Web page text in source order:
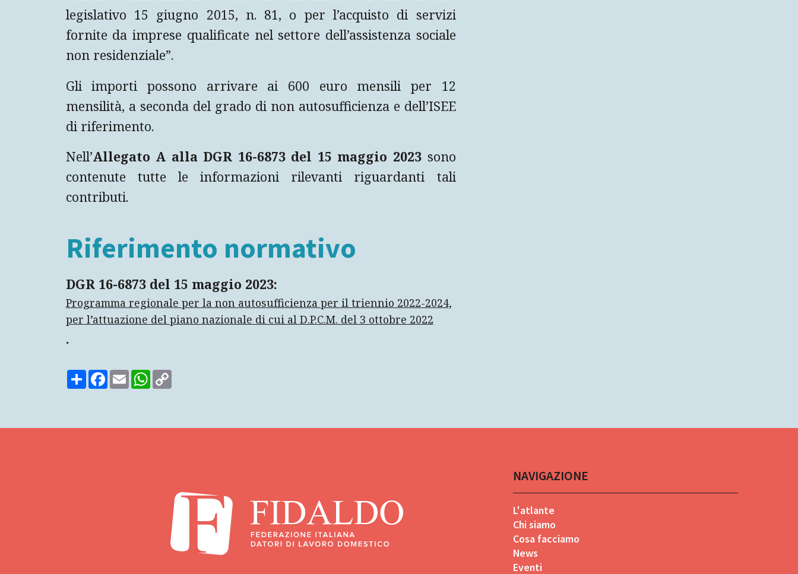
legislativo 15 giugno 2015, n. 81, o per l’acquisto di servizi
fornite da imprese qualificate nel settore dell’assistenza sociale
non residenziale”.
Gli importi possono arrivare ai 600 euro mensili per 12
mensilità, a seconda del grado di non autosufficienza e dell’ISEE
di riferimento.
Nell’Allegato A alla DGR 16-6873 del 15 maggio 2023 sono
contenute tutte le informazioni rilevanti riguardanti tali
contributi.
Riferimento normativo
DGR 16-6873 del 15 maggio 2023:
Programma regionale per la non autosufficienza per il triennio 2022-2024,
per l’attuazione del piano nazionale di cui al D.P.C.M. del 3 ottobre 2022
.
ShareFacebook
EmailWhatsApp
Copy
NAVIGAZIONE
L'atlante
Chi siamo
Cosa facciamo
News
Eventi